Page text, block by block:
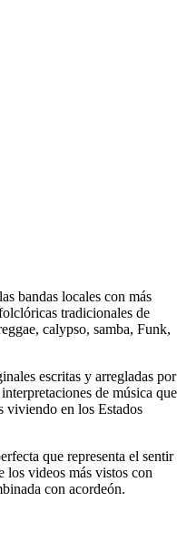
bandas locales con más
tradicionales de
calypso, samba, Funk,
escritas y arregladas por
de música que
viviendo en los Estados
que representa el sentir
videos más vistos con
con acordeón.